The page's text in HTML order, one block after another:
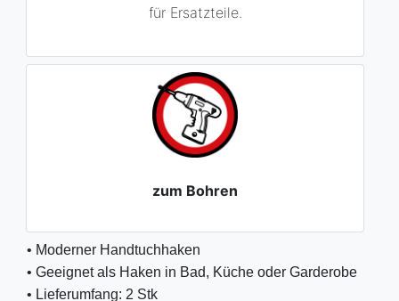
für Ersatzteile.
zum Bohren